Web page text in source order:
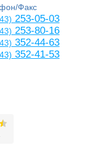
Факс
253-05-03
253-80-16
352-44-63
352-41-53